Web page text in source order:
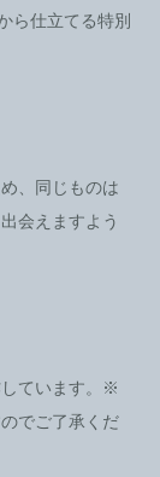
ら仕立てる特別
、同じものは
会えますよう
ています。※
でご了承くだ